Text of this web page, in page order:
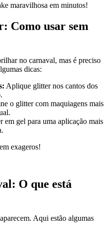
maravilhosa em minutos!
Como usar sem
no carnaval, mas é preciso
dicas:
Aplique glitter nos cantos dos
o glitter com maquiagens mais
em gel para uma aplicação mais
exageros!
O que está
Aqui estão algumas